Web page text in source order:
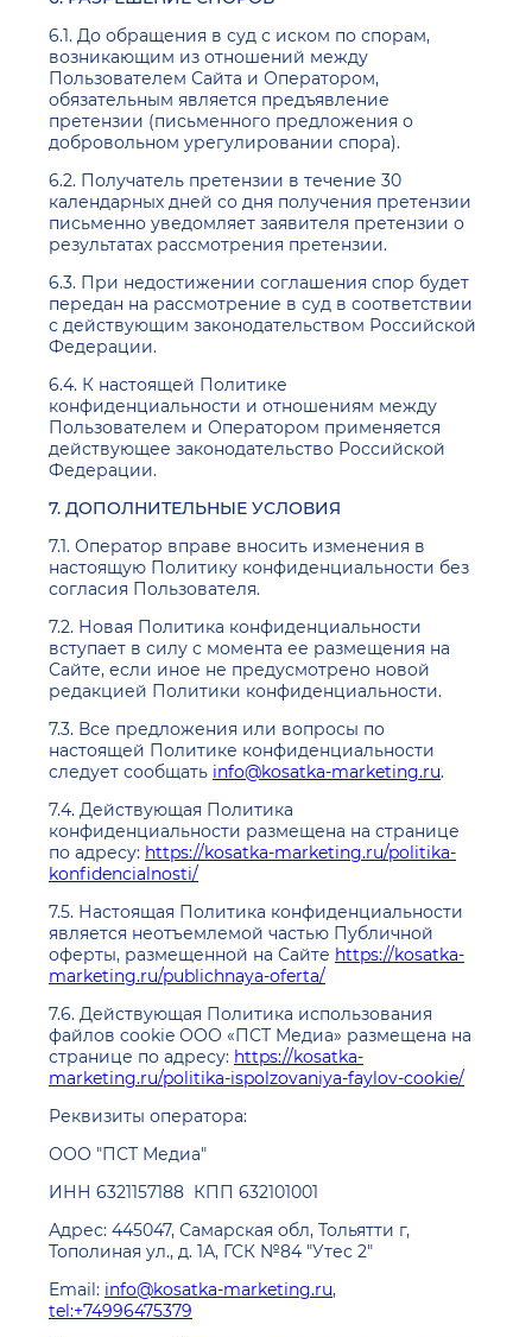
6.1. До обращения в суд с иском по спорам,
возникающим из отношений между
Пользователем Сайта и Оператором,
обязательным является предъявление
претензии (письменного предложения о
добровольном урегулировании спора).
6.2. Получатель претензии в течение 30
календарных дней со дня получения претензии
письменно уведомляет заявителя претензии о
результатах рассмотрения претензии.
6.3. При недостижении соглашения спор будет
передан на рассмотрение в суд в соответствии
с действующим законодательством Российской
Федерации.
6.4. К настоящей Политике
конфиденциальности и отношениям между
Пользователем и Оператором применяется
действующее законодательство Российской
Федерации.
7. ДОПОЛНИТЕЛЬНЫЕ УСЛОВИЯ
7.1. Оператор вправе вносить изменения в
настоящую Политику конфиденциальности без
согласия Пользователя.
7.2. Новая Политика конфиденциальности
вступает в силу с момента ее размещения на
Сайте, если иное не предусмотрено новой
редакцией Политики конфиденциальности.
7.3. Все предложения или вопросы по
настоящей Политике конфиденциальности
следует сообщать info@kosatka-marketing.ru.
7.4. Действующая Политика
конфиденциальности размещена на странице
по адресу: https://kosatka-marketing.ru/politika-
konfidencialnosti/
7.5. Настоящая Политика конфиденциальности
является неотъемлемой частью Публичной
оферты, размещенной на Сайте https://kosatka-
marketing.ru/publichnaya-oferta/
7.6. Действующая Политика использования
файлов cookie ООО «ПСТ Медиа» размещена на
странице по адресу: https://kosatka-
marketing.ru/politika-ispolzovaniya-faylov-cookie/
Реквизиты оператора:
ООО "ПСТ Медиа"
ИНН 6321157188 КПП 632101001
Адрес: 445047, Самарская обл, Тольятти г,
Тополиная ул., д. 1А, ГСК №84 "Утес 2"
Email: info@kosatka-marketing.ru,
tel:+74996475379